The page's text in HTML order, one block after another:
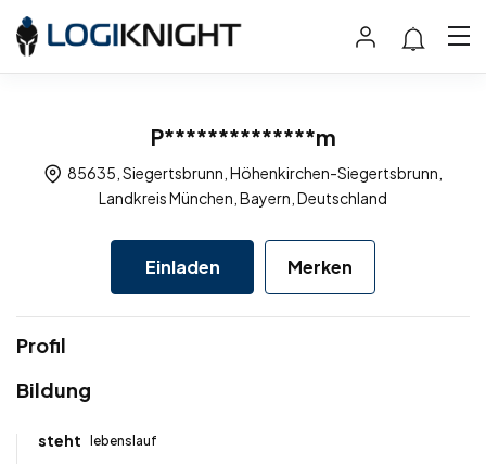
P**************m
85635, Siegertsbrunn, Höhenkirchen-Siegertsbrunn,
Landkreis München, Bayern, Deutschland
Einladen Merken
Profil
Bildung
steht lebenslauf